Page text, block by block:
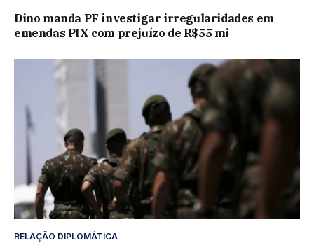
Dino manda PF investigar irregularidades em
emendas PIX com prejuízo de R$55 mi
RELAÇÃO DIPLOMÁTICA